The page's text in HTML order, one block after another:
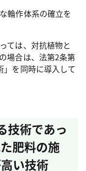
輪作体系の確立を
ては、対抗植物と
場合は、法第2条第
」を同時に導入して
技術であっ
肥料の施
い技術